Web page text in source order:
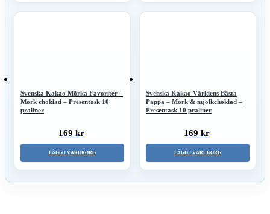
Svenska Kakao Mörka Favoriter –
Mörk choklad – Presentask 10
praliner
169 kr
LÄGG I VARUKORG
Svenska Kakao Världens Bästa
Pappa – Mörk & mjölkchoklad –
Presentask 10 praliner
169 kr
LÄGG I VARUKORG